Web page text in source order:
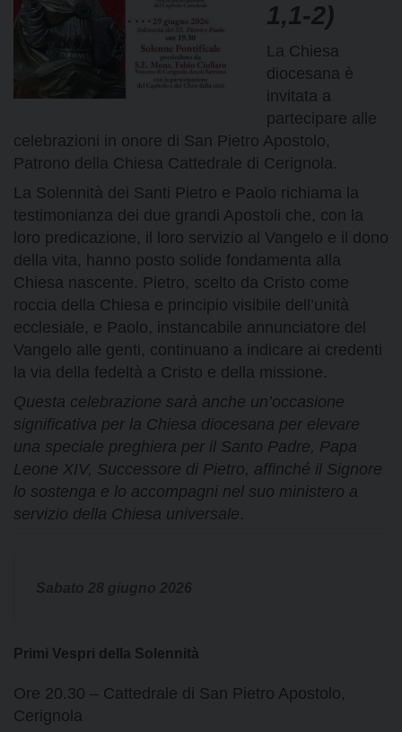
1,1-2)
La Chiesa
diocesana è
invitata a
partecipare alle
celebrazioni in onore di San Pietro Apostolo,
Patrono della Chiesa Cattedrale di Cerignola.
La Solennità dei Santi Pietro e Paolo richiama la
testimonianza dei due grandi Apostoli che, con la
loro predicazione, il loro servizio al Vangelo e il dono
della vita, hanno posto solide fondamenta alla
Chiesa nascente. Pietro, scelto da Cristo come
roccia della Chiesa e principio visibile dell’unità
ecclesiale, e Paolo, instancabile annunciatore del
Vangelo alle genti, continuano a indicare ai credenti
la via della fedeltà a Cristo e della missione.
Questa celebrazione sarà anche un’occasione
significativa per la Chiesa diocesana per elevare
una speciale preghiera per il Santo Padre, Papa
Leone XIV, Successore di Pietro, affinché il Signore
lo sostenga e lo accompagni nel suo ministero a
servizio della Chiesa universale.
Primi Vespri della Solennità
Ore 20.30 – Cattedrale di San Pietro Apostolo,
Cerignola